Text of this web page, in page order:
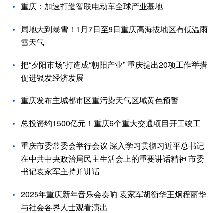
重庆：加速打造智联电动车全球产业基地
局地大到暴雪！1月7日至9日重庆高海拔地区有低温雨
雪天气
把“夕阳市场”打造成“朝阳产业” 重庆提出20项工作举措
促进银发经济发展
重庆发布主城都市区重污染天气区域黄色预警
总投资约1500亿元！重庆6个重大交通项目开工竣工
重庆市委常委会举行会议 深入学习贯彻习近平总书记
在中共中央政治局民主生活会上的重要讲话精神 市委
书记袁家军主持并讲话
2025年重庆新年音乐会奏响 袁家军胡衡华王炯程丽华
与社会各界人士观看演出